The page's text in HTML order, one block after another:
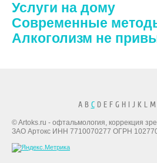
Услуги на дому
Современные
Алкоголизм не
A B CD E F G H I J K L M
© Artoks.ru - офтальмология, коррекция
ЗАО Артокс ИНН 7710070277 ОГРН